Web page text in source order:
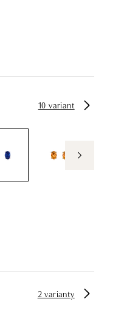
10 variant
2 varianty